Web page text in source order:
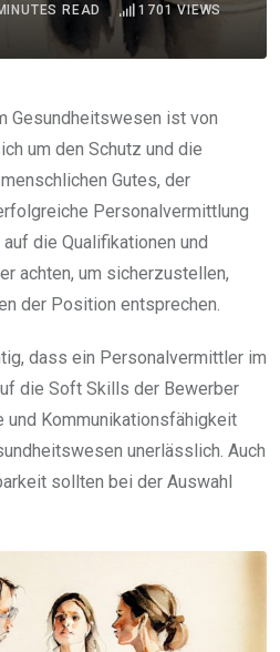
READ 1701 VIEWS
Gesundheitswesen ist von
um den Schutz und die
Gutes, der
Personalvermittlung
die Qualifikationen und
achten, um sicherzustellen,
der Position entsprechen.
dass ein Personalvermittler im
die Soft Skills der Bewerber
und Kommunikationsfähigkeit
unerlässlich. Auch
sollten bei der Auswahl